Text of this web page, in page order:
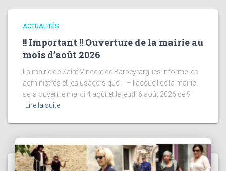
ACTUALITÉS
!! Important !! Ouverture de la mairie au
mois d’août 2026
La mairie de Saint Vincent de Barbeyrargues informe les
administrés et les usagers que : – l’accueil de la mairie
sera ouvert le mardi 4 août et le jeudi 6 août 2026 de 9
Lire la suite